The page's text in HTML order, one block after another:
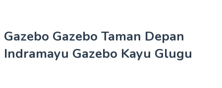
Gazebo Gazebo Taman Depan
Indramayu Gazebo Kayu Glugu